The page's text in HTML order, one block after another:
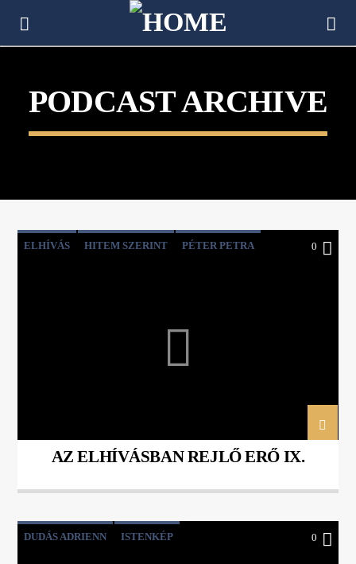
PODCAST ARCHIVE
ELHÍVÁS HITEM SZERINT PÉTER PETRA 0
AZ ELHÍVÁSBAN REJLŐ ERŐ IX.
DUDÁS ADRIENN ISTENKÉP 0